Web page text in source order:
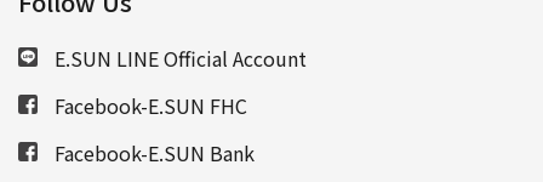
E.SUN LINE Official Account
Facebook-E.SUN FHC
Facebook-E.SUN Bank